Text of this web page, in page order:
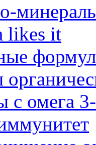
likes it
с омега